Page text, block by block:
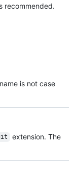
recommended.
is not case
extension. The